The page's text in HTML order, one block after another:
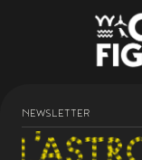
NEWSLETTER